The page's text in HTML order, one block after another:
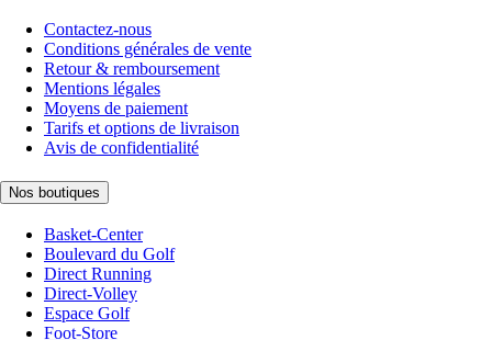
Contactez-nous
Conditions générales de vente
Retour & remboursement
Mentions légales
Moyens de paiement
Tarifs et options de livraison
Avis de confidentialité
Nos boutiques
Basket-Center
Boulevard du Golf
Direct Running
Direct-Volley
Espace Golf
Foot-Store